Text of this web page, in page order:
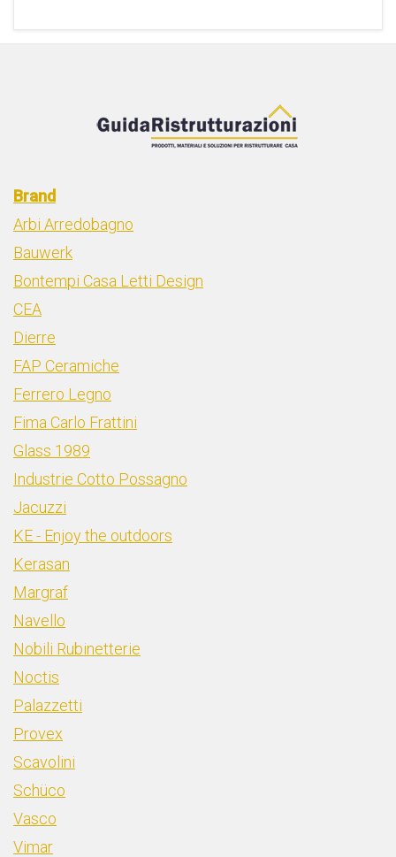
Brand
Arbi Arredobagno
Bauwerk
Bontempi Casa Letti Design
CEA
Dierre
FAP Ceramiche
Ferrero Legno
Fima Carlo Frattini
Glass 1989
Industrie Cotto Possagno
Jacuzzi
KE - Enjoy the outdoors
Kerasan
Margraf
Navello
Nobili Rubinetterie
Noctis
Palazzetti
Provex
Scavolini
Schüco
Vasco
Vimar